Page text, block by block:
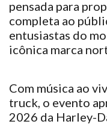
pensada para
completa ao
entusiastas do
icônica marca
Com música ao
truck, o evento
2026 da Harley-